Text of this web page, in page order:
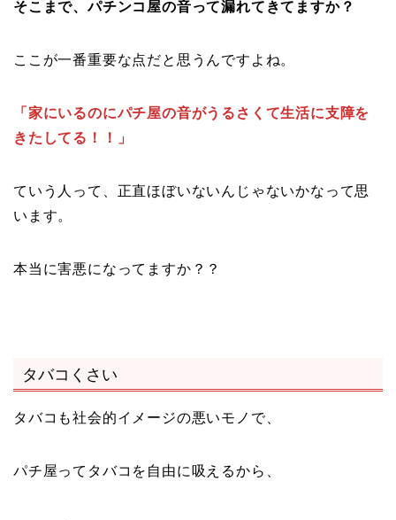
そこまで、パチンコ屋の音って漏れてきてますか？
ここが一番重要な点だと思うんですよね。
「家にいるのにパチ屋の音がうるさくて生活に支障を
きたしてる！！」
ていう人って、正直ほぼいないんじゃないかなって思
います。
本当に害悪になってますか？？
タバコくさい
タバコも社会的イメージの悪いモノで、
パチ屋ってタバコを自由に吸えるから、